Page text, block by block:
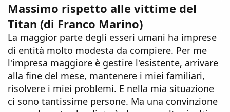
Massimo rispetto alle vittime del
Titan (di Franco Marino)
La maggior parte degli esseri umani ha imprese
di entità molto modesta da compiere. Per me
l'impresa maggiore è gestire l'esistente, arrivare
alla fine del mese, mantenere i miei familiari,
risolvere i miei problemi. E nella mia situazione
ci sono tantissime persone. Ma una convinzione